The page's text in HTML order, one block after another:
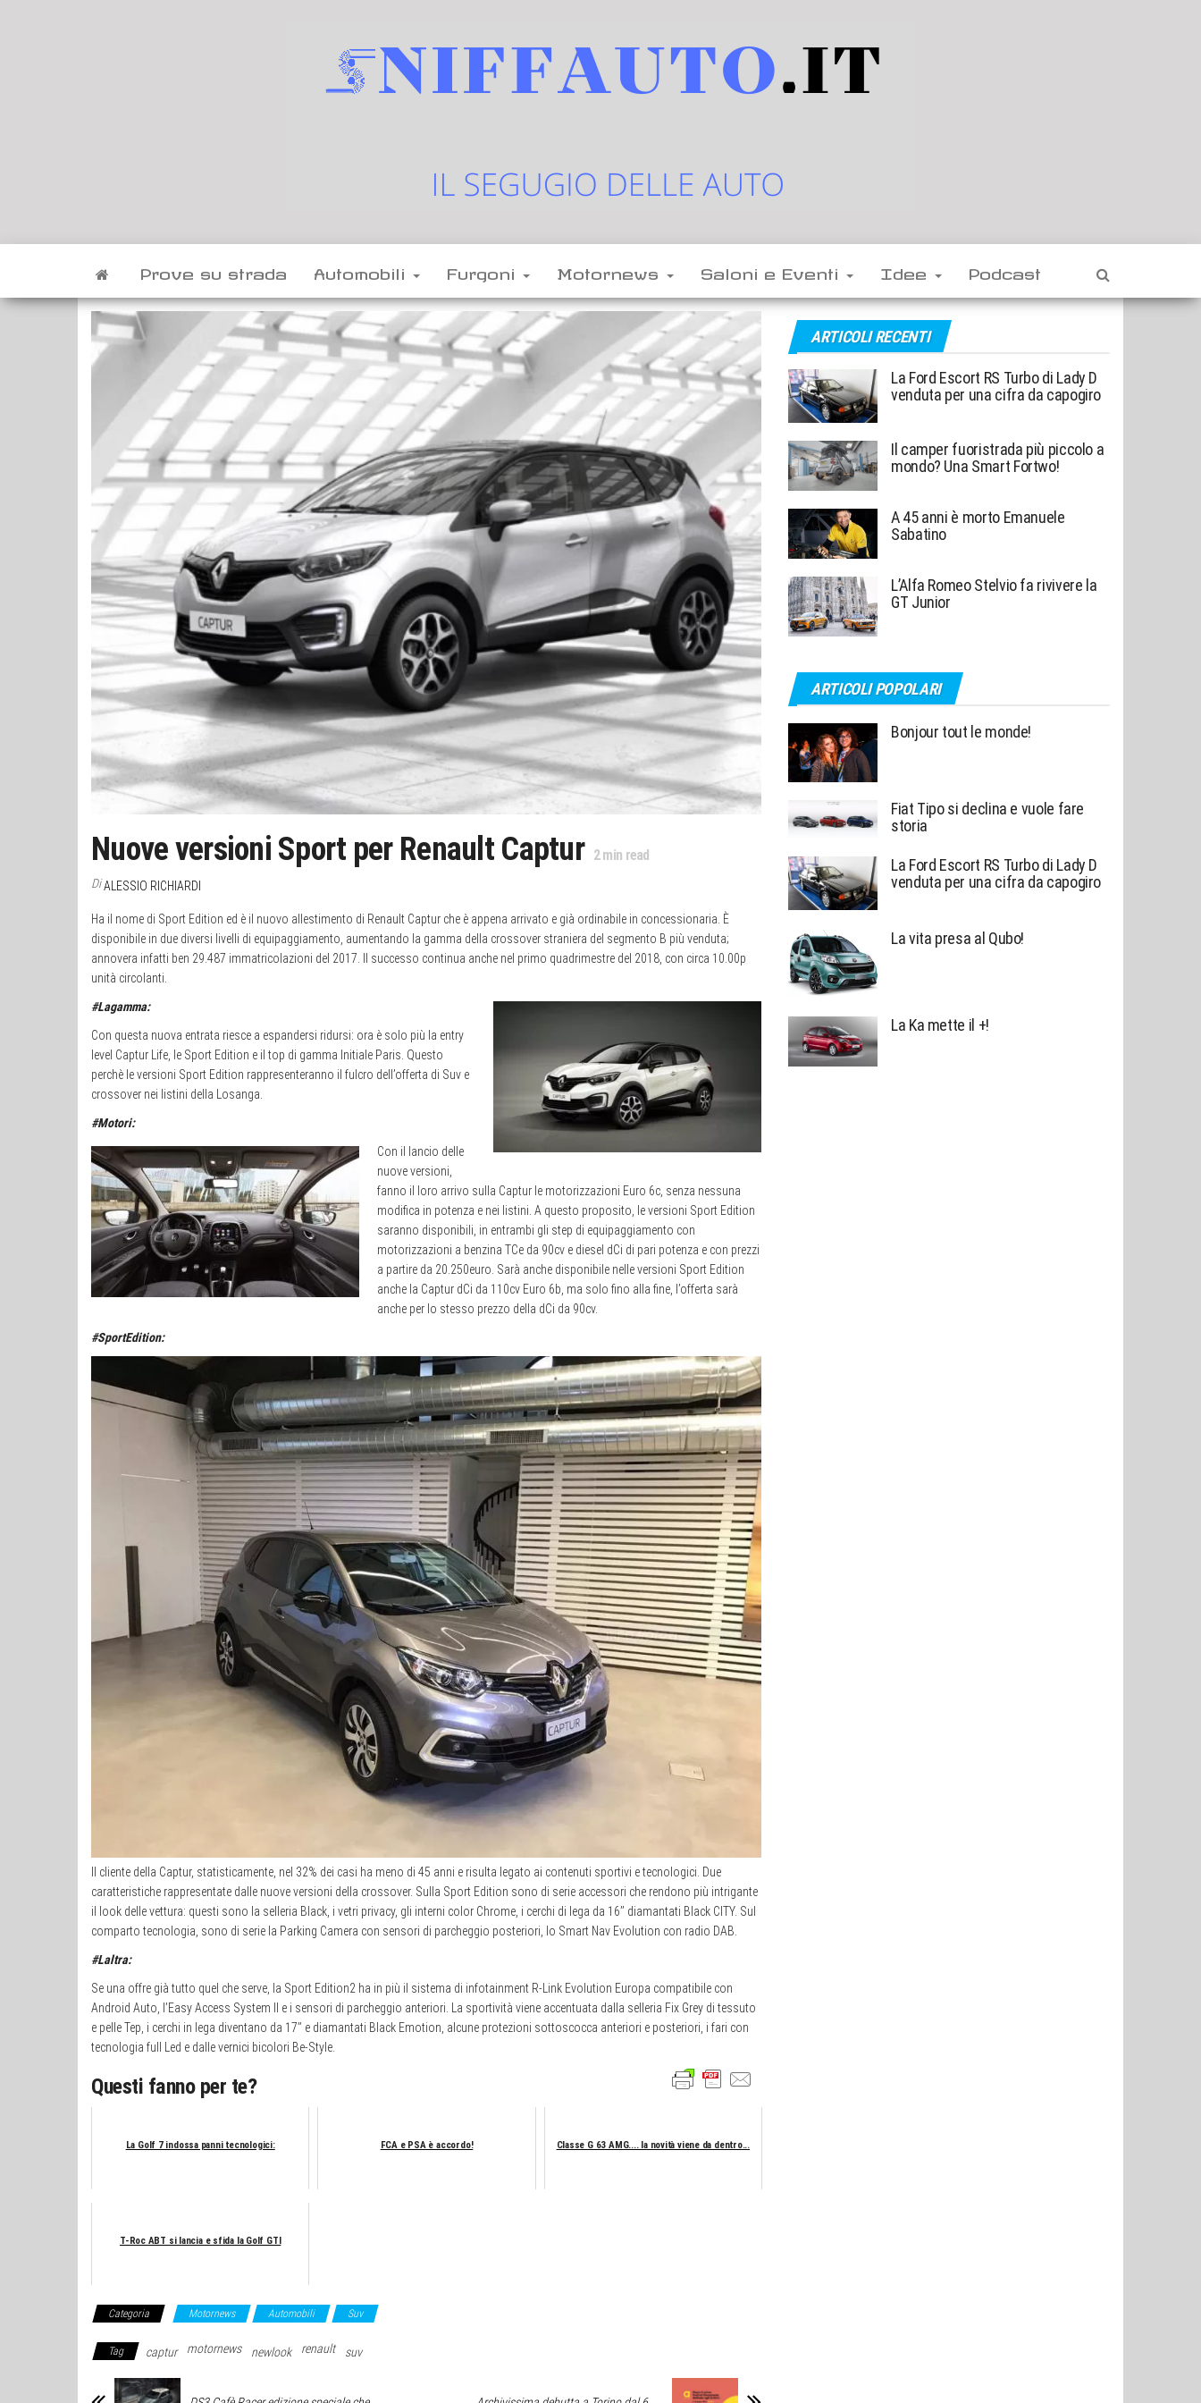
auto
Prove su strada Automobili Furgoni Motornews Saloni e Eventi Idee Podcast
Nuove versioni Sport per Renault Captur 2min read
DiALESSIO RICHIARDI
Ha il nome di Sport Edition ed è il nuovo allestimento di Renault Captur che è appena arrivato e già ordinabile in concessionaria. È
disponibile in due diversi livelli di equipaggiamento, aumentando la gamma della crossover straniera del segmento B più venduta;
annovera infatti ben 29.487 immatricolazioni del 2017. Il successo continua anche nel primo quadrimestre del 2018, con circa 10.00p
unità circolanti.
#Lagamma:
Con questa nuova entrata riesce a espandersi ridursi: ora è solo più la entry
level Captur Life, le Sport Edition e il top di gamma Initiale Paris. Questo
perchè le versioni Sport Edition rappresenteranno il fulcro dell’offerta di Suv e
crossover nei listini della Losanga.
#Motori:
Con il lancio delle
nuove versioni,
fanno il loro arrivo sulla Captur le motorizzazioni Euro 6c, senza nessuna
modifica in potenza e nei listini. A questo proposito, le versioni Sport Edition
saranno disponibili, in entrambi gli step di equipaggiamento con
motorizzazioni a benzina TCe da 90cv e diesel dCi di pari potenza e con prezzi
a partire da 20.250euro. Sarà anche disponibile nelle versioni Sport Edition
anche la Captur dCi da 110cv Euro 6b, ma solo fino alla fine, l’offerta sarà
anche per lo stesso prezzo della dCi da 90cv.
#SportEdition:
Il cliente della Captur, statisticamente, nel 32% dei casi ha meno di 45 anni e risulta legato ai contenuti sportivi e tecnologici. Due
caratteristiche rappresentate dalle nuove versioni della crossover. Sulla Sport Edition sono di serie accessori che rendono più intrigante
il look delle vettura: questi sono la selleria Black, i vetri privacy, gli interni color Chrome, i cerchi di lega da 16’’ diamantati Black CITY. Sul
comparto tecnologia, sono di serie la Parking Camera con sensori di parcheggio posteriori, lo Smart Nav Evolution con radio DAB.
#Laltra:
Se una offre già tutto quel che serve, la Sport Edition2 ha in più il sistema di infotainment R-Link Evolution Europa compatibile con
Android Auto, l’Easy Access System II e i sensori di parcheggio anteriori. La sportività viene accentuata dalla selleria Fix Grey di tessuto
e pelle Tep, i cerchi in lega diventano da 17’’ e diamantati Black Emotion, alcune protezioni sottoscocca anteriori e posteriori, i fari con
tecnologia full Led e dalle vernici bicolori Be-Style.
Questi fanno per te?
La Golf 7 indossa panni tecnologici: FCA e PSA è accordo! Classe G 63 AMG.... la novità viene da dentro...
T-Roc ABT si lancia e sfida la Golf GTI
Categoria Motornews Automobili Suv
Tag captur motornews newlook renault suv
ARTICOLI RECENTI
La Ford Escort RS Turbo di Lady D
venduta per una cifra da capogiro
Il camper fuoristrada più piccolo a
mondo? Una Smart Fortwo!
A 45 anni è morto Emanuele
Sabatino
L’Alfa Romeo Stelvio fa rivivere la
GT Junior
ARTICOLI POPOLARI
Bonjour tout le monde!
Fiat Tipo si declina e vuole fare
storia
La Ford Escort RS Turbo di Lady D
venduta per una cifra da capogiro
La vita presa al Qubo!
La Ka mette il +!